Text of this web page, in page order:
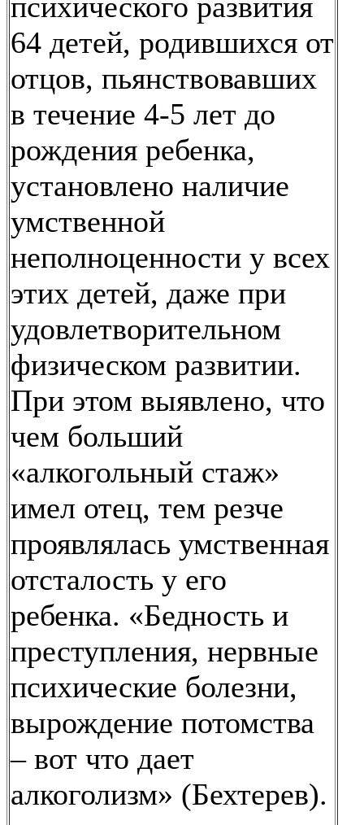
психического развития
64 детей, родившихся от
отцов, пьянствовавших
в течение 4-5 лет до
рождения ребенка,
установлено наличие
умственной
неполноценности у всех
этих детей, даже при
удовлетворительном
физическом развитии.
При этом выявлено, что
чем больший
«алкогольный стаж»
имел отец, тем резче
проявлялась умственная
отсталость у его
ребенка. «Бедность и
преступления, нервные
психические болезни,
вырождение потомства
– вот что дает
алкоголизм» (Бехтерев).